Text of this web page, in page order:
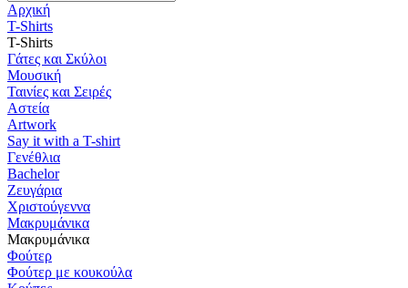
Αρχική
T-Shirts
T-Shirts
Γάτες και Σκύλοι
Μουσική
Ταινίες και Σειρές
Αστεία
Artwork
Say it with a T-shirt
Γενέθλια
Bachelor
Ζευγάρια
Χριστούγεννα
Μακρυμάνικα
Μακρυμάνικα
Φούτερ
Φούτερ με κουκούλα